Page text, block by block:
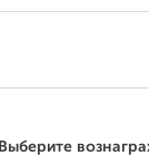
Выберите